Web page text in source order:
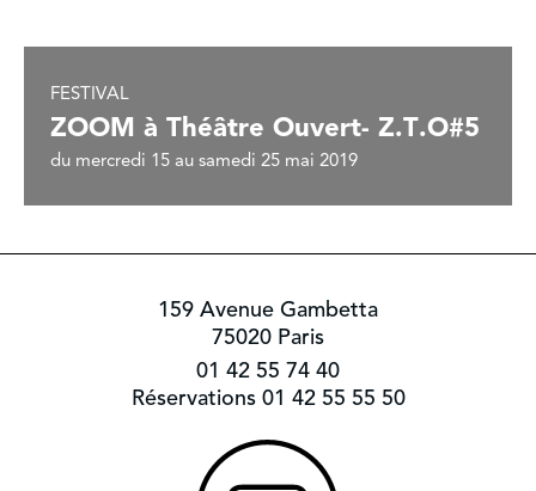
FESTIVAL
ZOOM à Théâtre Ouvert- Z.T.O#5
du mercredi 15 au samedi 25 mai 2019
159 Avenue Gambetta
75020 Paris
01 42 55 74 40
Réservations 01 42 55 55 50